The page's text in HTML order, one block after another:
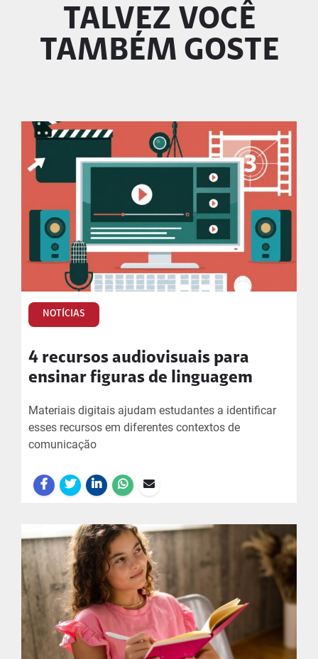
TALVEZ VOCÊ
TAMBÉM GOSTE
NOTÍCIAS
4 recursos audiovisuais para
ensinar figuras de linguagem
Materiais digitais ajudam estudantes a identificar
esses recursos em diferentes contextos de
comunicação